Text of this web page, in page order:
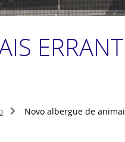
Novo albergue de